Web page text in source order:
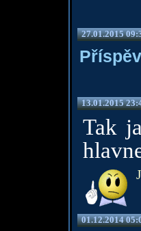
27.01.2015
13.01.2015
Tak
01.12.2014